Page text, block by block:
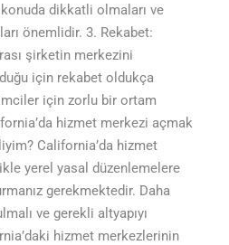
dikkatli olmaları ve
önemlidir. 3. Rekabet:
şirketin merkezini
için rekabet oldukça
için zorlu bir ortam
hizmet merkezi açmak
California’da hizmet
yerel yasal düzenlemelere
gerekmektedir. Daha
ve gerekli altyapıyı
hizmet merkezlerinin